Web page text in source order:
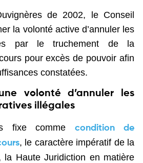
de 2002, le Conseil
la volonté active d’annuler les
par le truchement de la
pour excès de pouvoir afin
constatées.
volonté d’annuler les
illégales
fixe comme condition de
, le caractère impératif de la
la Haute Juridiction en matière